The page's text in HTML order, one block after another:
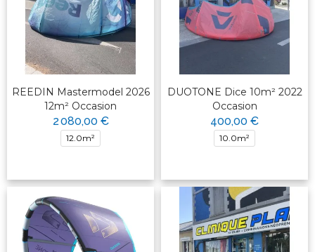
REEDIN Mastermodel 2026
12m² Occasion
2 080,00 €
12.0m²
DUOTONE Dice 10m² 2022
Occasion
400,00 €
10.0m²